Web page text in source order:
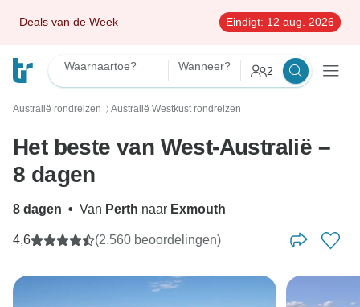
Deals van de Week Eindigt: 12 aug. 2026
Waarnaartoe? Wanneer? 2
Australië rondreizen 〉 Australië Westkust rondreizen
Het beste van West-Australië –
8 dagen
8 dagen • Van Perth naar Exmouth
4,6 (2.560 beoordelingen)